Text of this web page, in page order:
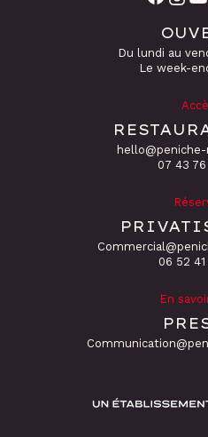
Du lundi au
Le week-
‭07 43 76
06 52 41
En